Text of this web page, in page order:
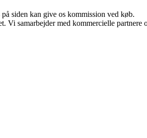
siden kan give os kommission ved køb.
Vi samarbejder med kommercielle